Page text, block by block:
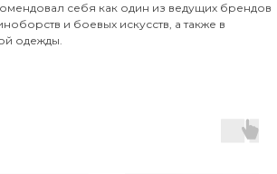
себя как один из ведущих брендов
и боевых искусств, а также в
одежды.